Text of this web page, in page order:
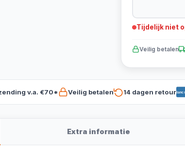
Tijdelijk niet
Veilig betalen
v.a. €70* Veilig betalen 14 dagen retour
Extra informatie